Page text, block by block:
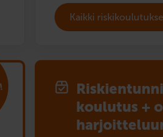
Kaikki
koulutus +